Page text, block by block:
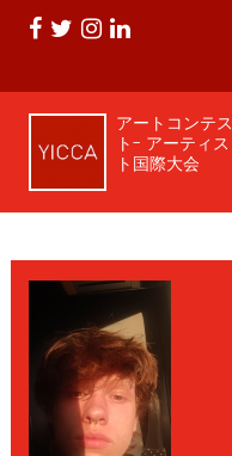
アートコンテス
ト- アーティス
ト国際大会